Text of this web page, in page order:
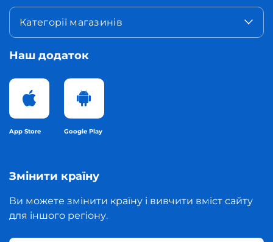
Категорії магазинів
Наш додаток
App Store Google Play
Змінити країну
Ви можете змінити країну і вивчити вміст сайту
для іншого регіону.